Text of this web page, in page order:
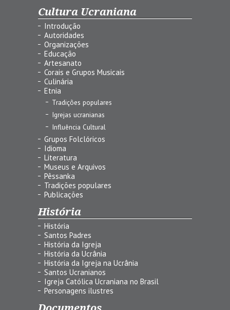
Cultura Ucraniana
Introdução
Autoridades
Organizações
Educação
Artesanato
Corais e Grupos Musicais
Culinária
Etnia
Tradições populares
Igrejas ucranianas
Influência Cultural
Grupos Folclóricos
Idioma
Literatura
Museus e Arquivos
Pêssanka
Tradições populares
Publicações
História
História
Santos Padres
História da Igreja
História da Ucrânia
História da Igreja na Ucrânia
Santos Ucranianos
Igreja Católica Ucraniana no Brasil
Personagens ilustres